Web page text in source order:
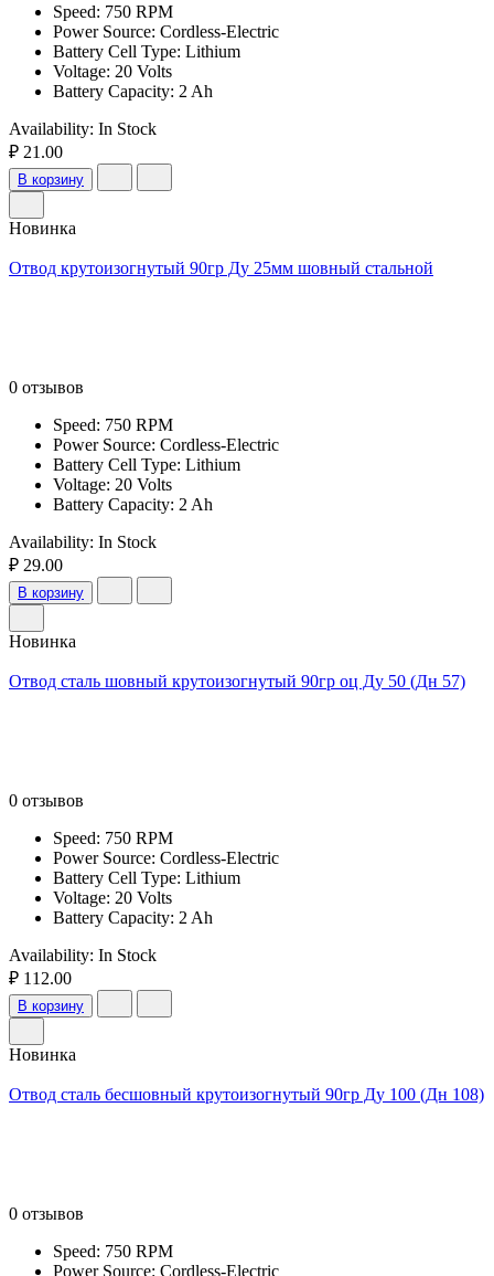
Speed: 750 RPM
Power Source: Cordless-Electric
Battery Cell Type: Lithium
Voltage: 20 Volts
Battery Capacity: 2 Ah
Availability: In Stock
₽ 21.00
В корзину
Новинка
Отвод крутоизогнутый 90гр Ду 25мм шовный стальной
0 отзывов
Speed: 750 RPM
Power Source: Cordless-Electric
Battery Cell Type: Lithium
Voltage: 20 Volts
Battery Capacity: 2 Ah
Availability: In Stock
₽ 29.00
В корзину
Новинка
Отвод сталь шовный крутоизогнутый 90гр оц Ду 50 (Дн 57)
0 отзывов
Speed: 750 RPM
Power Source: Cordless-Electric
Battery Cell Type: Lithium
Voltage: 20 Volts
Battery Capacity: 2 Ah
Availability: In Stock
₽ 112.00
В корзину
Новинка
Отвод сталь бесшовный крутоизогнутый 90гр Ду 100 (Дн 108)
0 отзывов
Speed: 750 RPM
Power Source: Cordless-Electric